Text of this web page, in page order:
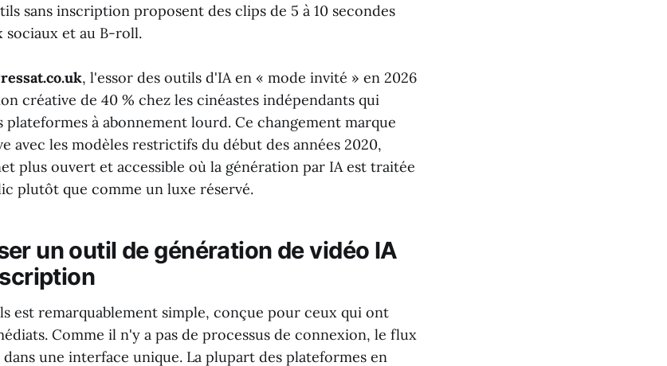
sans inscription proposent des clips de 5 à 10 secondes
sociaux et au B-roll.
, l'essor des outils d'IA en « mode invité » en 2026
créative de 40 % chez les cinéastes indépendants qui
plateformes à abonnement lourd. Ce changement marque
avec les modèles restrictifs du début des années 2020,
plus ouvert et accessible où la génération par IA est traitée
plutôt que comme un luxe réservé.
un outil de génération de vidéo IA
est remarquablement simple, conçue pour ceux qui ont
Comme il n'y a pas de processus de connexion, le flux
une interface unique. La plupart des plateformes en